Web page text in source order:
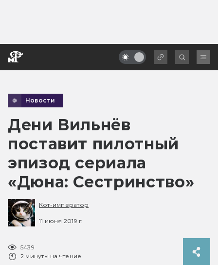
Новости
Дени Вильнёв
поставит пилотный
эпизод сериала
«Дюна: Сестринство»
Кот-император
11 июня 2019 г.
5439
2 минуты на чтение